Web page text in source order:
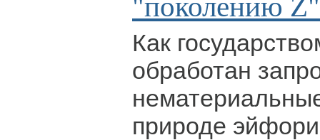
Как
обработан
природе